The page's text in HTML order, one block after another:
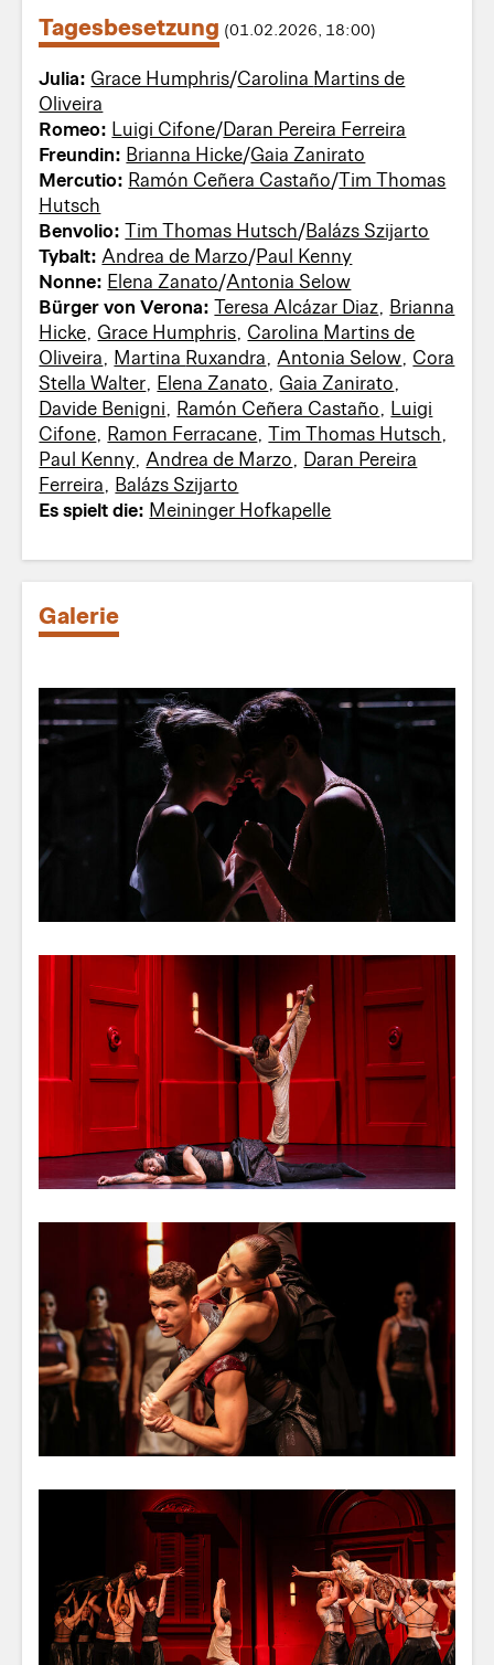
Tagesbesetzung (01.02.2026, 18:00)
Julia: Grace Humphris/Carolina Martins de
Oliveira
Romeo: Luigi Cifone/Daran Pereira Ferreira
Freundin: Brianna Hicke/Gaia Zanirato
Mercutio: Ramón Ceñera Castaño/Tim Thomas
Hutsch
Benvolio:Tim Thomas Hutsch/Balázs Szijarto
Tybalt:Andrea de Marzo/Paul Kenny
Nonne: Elena Zanato/Antonia Selow
Bürger von Verona:Teresa Alcázar Diaz, Brianna
Hicke, Grace Humphris, Carolina Martins de
Oliveira, Martina Ruxandra,Antonia Selow, Cora
Stella Walter, Elena Zanato, Gaia Zanirato,
Davide Benigni, Ramón Ceñera Castaño, Luigi
Cifone, Ramon Ferracane,Tim Thomas Hutsch,
Paul Kenny,Andrea de Marzo, Daran Pereira
Ferreira, Balázs Szijarto
Es spielt die: Meininger Hofkapelle
Galerie